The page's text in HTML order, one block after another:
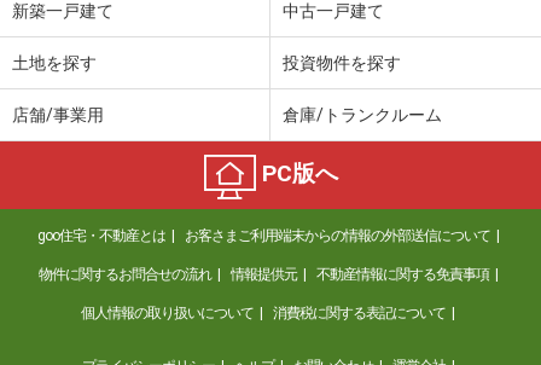
新築一戸建て 中古一戸建て
土地を探す 投資物件を探す
店舗/事業用 倉庫/トランクルーム
PC版へ
goo住宅・不動産とは お客さまご利用端末からの情報の外部送信について
物件に関するお問合せの流れ 情報提供元 不動産情報に関する免責事項
個人情報の取り扱いについて 消費税に関する表記について